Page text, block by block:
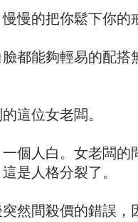
慢的把你鬆下你的
都能夠輕易的配
這位女老闆。
個人白。女老闆
是人格分裂了。
然間殺價的錯誤